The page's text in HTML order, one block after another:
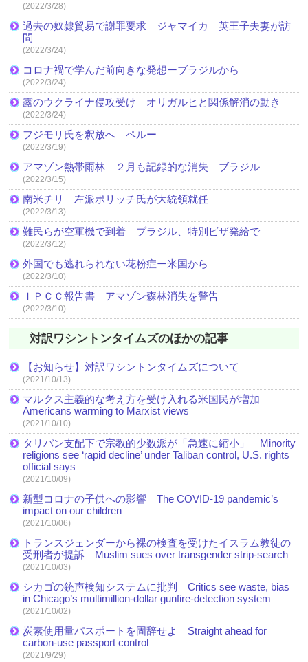
(2022/3/28)
過去の奴隷貿易で謝罪要求 ジャマイカ 英王子夫妻が訪
問
(2022/3/24)
コロナ禍で学んだ前向きな発想ーブラジルから
(2022/3/24)
露のウクライナ侵攻受け オリガルヒと関係解消の動き
(2022/3/24)
フジモリ氏を釈放へ ペルー
(2022/3/19)
アマゾン熱帯雨林 ２月も記録的な消失 ブラジル
(2022/3/15)
南米チリ 左派ボリッチ氏が大統領就任
(2022/3/13)
難民らが空軍機で到着 ブラジル、特別ビザ発給で
(2022/3/12)
外国でも逃れられない花粉症ー米国から
(2022/3/10)
ＩＰＣＣ報告書 アマゾン森林消失を警告
(2022/3/10)
対訳ワシントンタイムズのほかの記事
【お知らせ】対訳ワシントンタイムズについて
(2021/10/13)
マルクス主義的な考え方を受け入れる米国民が増加
Americans warming to Marxist views
(2021/10/10)
タリバン支配下で宗教的少数派が「急速に縮小」 Minority
religions see ‘rapid decline’ under Taliban control, U.S. rights
official says
(2021/10/09)
新型コロナの子供への影響 The COVID-19 pandemic’s
impact on our children
(2021/10/06)
トランスジェンダーから裸の検査を受けたイスラム教徒の
受刑者が提訴 Muslim sues over transgender strip-search
(2021/10/03)
シカゴの銃声検知システムに批判 Critics see waste, bias
in Chicago’s multimillion-dollar gunfire-detection system
(2021/10/02)
炭素使用量パスポートを固辞せよ Straight ahead for
carbon-use passport control
(2021/9/29)